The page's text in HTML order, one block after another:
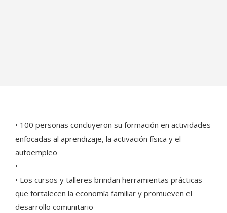
• 100 personas concluyeron su formación en actividades
enfocadas al aprendizaje, la activación física y el
autoempleo
• ⁠
• Los cursos y talleres brindan herramientas prácticas
que fortalecen la economía familiar y promueven el
desarrollo comunitario